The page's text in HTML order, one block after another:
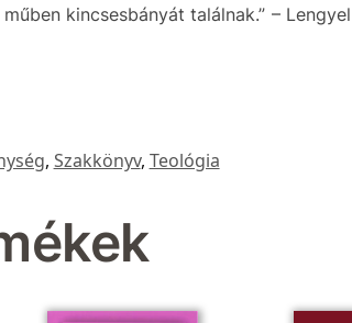
kincsesbányát találnak.” –
, Szakkönyv, Teológia